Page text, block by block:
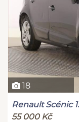
18
Renault Scénic
55 000 Kč